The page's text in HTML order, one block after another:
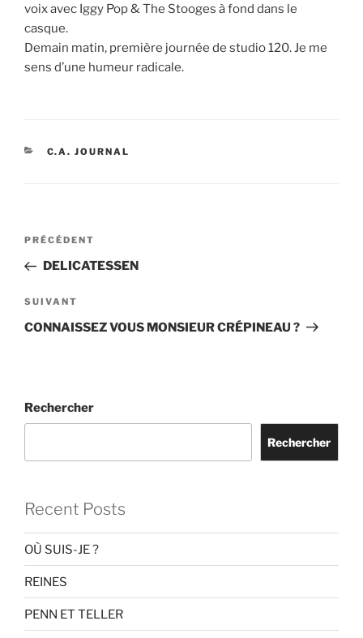
voix avec Iggy Pop & The Stooges à fond dans le
casque.
Demain matin, première journée de studio 120. Je me
sens d’une humeur radicale.
CATÉGORIES
C.A. JOURNAL
Navigation
l’article
Article
précédent
PRÉCÉDENT
DELICATESSEN
Article
suivant
SUIVANT
CONNAISSEZ VOUS MONSIEUR CRÉPINEAU ?
Rechercher
Rechercher
Recent Posts
OÙ SUIS-JE ?
REINES
PENN ET TELLER